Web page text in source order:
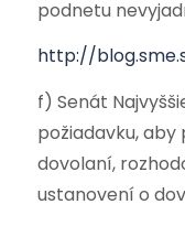
podnetu
http://
f) Senát
požiadavku,
dovolaní,
ustanovení o